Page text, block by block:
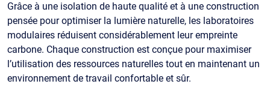
Grâce à une isolation de haute qualité et à une construction
pensée pour optimiser la lumière naturelle, les laboratoires
modulaires réduisent considérablement leur empreinte
carbone. Chaque construction est conçue pour maximiser
l’utilisation des ressources naturelles tout en maintenant un
environnement de travail confortable et sûr.